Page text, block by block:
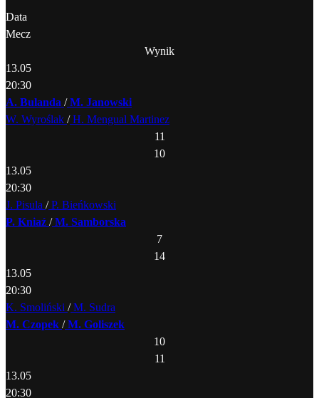
Data
Mecz
Wynik
13.05
20:30
A. Bulanda /M. Janowski
W. Wyroślak /H. Mengual Martinez
11
10
13.05
20:30
J. Pisula /P. Bieńkowski
P. Kniaź /M. Samborska
7
14
13.05
20:30
K. Smoliński /M. Sudra
M. Czopek /M. Goliszek
10
11
13.05
20:30